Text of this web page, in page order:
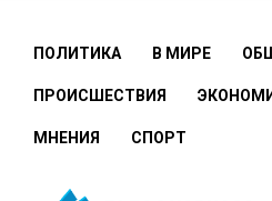
ПОЛИТИКА В МИРЕ
ПРОИСШЕСТВИЯ
МНЕНИЯ СПОРТ